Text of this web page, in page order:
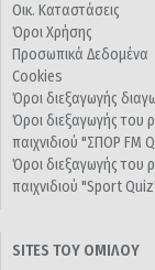
Οικ. Καταστάσεις
Όροι Χρήσης
Προσωπικά Δεδομένα
Cookies
Όροι διεξαγωγής
Όροι διεξαγωγής του
παιχνιδιού "ΣΠΟΡ FM
Όροι διεξαγωγής του
παιχνιδιού "Sport
SITES ΤΟΥ ΟΜΙΛΟΥ